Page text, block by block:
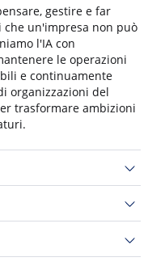
gestire e far
che un'impresa non può
l'IA con
le operazioni
e continuamente
organizzazioni del
trasformare ambizioni